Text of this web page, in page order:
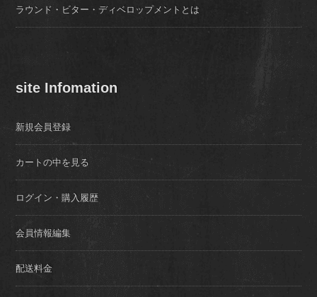
ラウンド・ビター・ディベロップメントとは
site Infomation
新規会員登録
カートの中を見る
ログイン・購入履歴
会員情報編集
配送料金